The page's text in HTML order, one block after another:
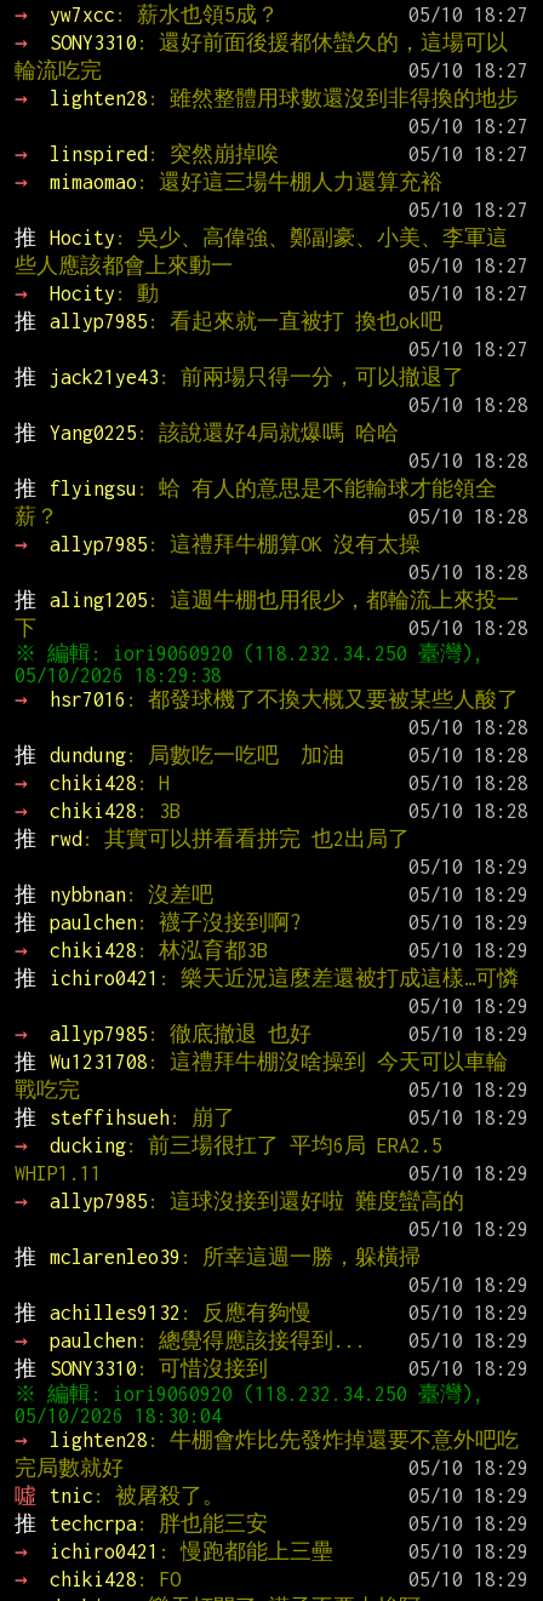
→
yw7xcc : 薪水也領5成？
→
SONY3310 : 還好前面後援都休蠻久的，這場可以
輪流吃完
→
lighten28 : 雖然整體用球數還沒到非得換的地步
→
linspired : 突然崩掉唉
→
mimaomao : 還好這三場牛棚人力還算充裕
推
Hocity : 吳少、高偉強、鄭副豪、小美、李軍這
些人應該都會上來動一
→
Hocity : 動
推
allyp7985 : 看起來就一直被打 換也ok吧
推
jack21ye43 : 前兩場只得一分，可以撤退了
推
Yang0225 : 該說還好4局就爆嗎 哈哈
推
flyingsu : 蛤 有人的意思是不能輸球才能領全
薪？
→
allyp7985 : 這禮拜牛棚算OK 沒有太操
推
aling1205 : 這週牛棚也用很少，都輪流上來投一
下
※ 編輯: iori9060920 (118.232.34.250 臺灣),
→
hsr7016 : 都發球機了不換大概又要被某些人酸了
推
dundung: 局數吃一吃吧　加油
→
chiki428 : H
→
chiki428 : 3B
推
rwd : 其實可以拼看看拼完 也2出局了
推
nybbnan: 沒差吧
推
paulchen: 襪子沒接到啊?
→
chiki428 : 林泓育都3B
推
ichiro0421 : 樂天近況這麼差還被打成這樣…可憐
→
allyp7985 : 徹底撤退 也好
推
Wu1231708 : 這禮拜牛棚沒啥操到 今天可以車輪
戰吃完
推
steffihsueh: 崩了
→
ducking: 前三場很扛了 平均6局 ERA2.5
WHIP1.11
→
allyp7985 : 這球沒接到還好啦 難度蠻高的
推
mclarenleo39 : 所幸這週一勝，躲橫掃
推
achilles9132 : 反應有夠慢
→
paulchen: 總覺得應該接得到...
推
SONY3310 : 可惜沒接到
※ 編輯: iori9060920 (118.232.34.250 臺灣),
→
lighten28 : 牛棚會炸比先發炸掉還要不意外吧吃
完局數就好
噓
tnic : 被屠殺了。
推
techcrpa: 胖也能三安
→
ichiro0421 : 慢跑都能上三壘
→
chiki428 : FO